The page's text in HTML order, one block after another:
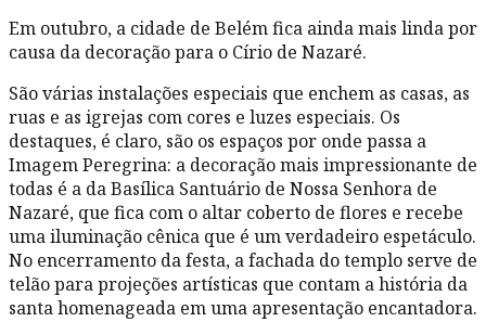
Em outubro, a cidade de Belém fica ainda mais linda por
causa da decoração para o Círio de Nazaré.
São várias instalações especiais que enchem as casas, as
ruas e as igrejas com cores e luzes especiais. Os
destaques, é claro, são os espaços por onde passa a
Imagem Peregrina: a decoração mais impressionante de
todas é a da Basílica Santuário de Nossa Senhora de
Nazaré, que fica com o altar coberto de flores e recebe
uma iluminação cênica que é um verdadeiro espetáculo.
No encerramento da festa, a fachada do templo serve de
telão para projeções artísticas que contam a história da
santa homenageada em uma apresentação encantadora.